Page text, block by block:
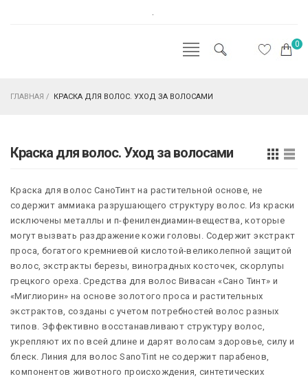
.
0
ГЛАВНАЯ / КРАСКА ДЛЯ ВОЛОС. УХОД ЗА ВОЛОСАМИ
Краска для волос. Уход за волосами
Краска для волос СаноТинт на растительной основе, не
содержит аммиака разрушающего структуру волос. Из краски
исключены металлы и п-фенилендиамин-вещества, которые
могут вызвать раздражение кожи головы. Содержит экстракт
проса, богатого кремниевой кислотой-великолепной защитой
волос, экстракты березы, виноградных косточек, скорлупы
грецкого ореха. Средства для волос Вивасан «Сано Тинт» и
«Миглиорин» на основе золотого проса и растительных
экстрактов, созданы с учетом потребностей волос разных
типов. Эффективно восстанавливают структуру волос,
укрепляют их по всей длине и дарят волосам здоровье, силу и
блеск. Линия для волос SanoTint не содержит парабенов,
компонентов животного происхождения, синтетических